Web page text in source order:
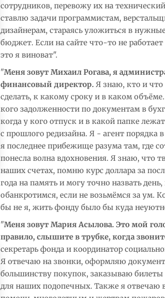
сотрудников, перевожу их на
ставлю задачи программистам,
дизайнерам, стараясь уложиться в
бюджет. Если на сайте что-то не
это я виноват".
"Меня зовут Михаил Рогава, я
финансовый директор. Я знаю, кто и
сделать, к какому сроку и в каком
кого задолженности по документам в
когда у кого отпуск и в какой папке
с прошлого редизайна. Я - агент порядка
я последнее прибежище разума там, где
понесла волна вдохновения. Я знаю, что
наших счетах, помню курс доллара за
года на память и могу точно назвать
обанкротимся, если не возьмёмся за ум.
бы не я, жить фонду было бы куда
"Меня зовут Мария Асылова. Это мой
правило, слышите в трубке, когда
секретарь фонда и координатор
Я отвечаю на звонки, оформляю
большинству покупок, заказываю билеты
для наших подопечных. Также я отвечаю